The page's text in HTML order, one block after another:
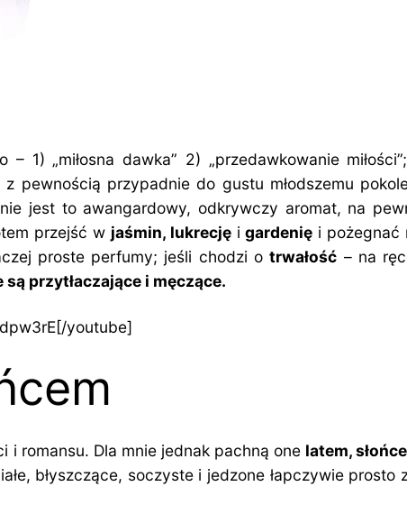
1) „miłosna dawka” 2) „przedawkowanie
z pewnością przypadnie do gustu młodszemu
jest to awangardowy, odkrywczy aromat, na
przejść w jaśmin, lukrecjęi gardenię i pożegnać
proste perfumy; jeśli chodzi otrwałość – na
są przytłaczające i męczące.
youtube]
i romansu. Dla mnie jednak pachną one latem,
błyszczące, soczyste i jedzone łapczywie